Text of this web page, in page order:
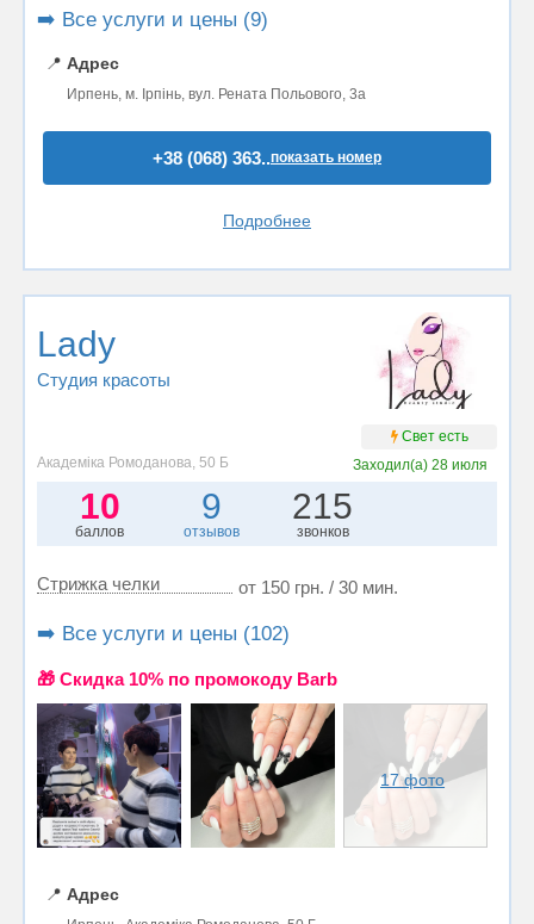
➡️ Все услуги и цены (9)
📍 Адрес
Ирпень, м. Ірпінь, вул. Рената Польового, 3а
+38 (068) 363..показать номер
Подробнее
Lady
Студия красоты
Свет есть
Академіка Ромоданова, 50 Б
Заходил(а)28 июля
10
баллов
9
отзывов
215
звонков
Стрижка челки от 150 грн. / 30 мин.
➡️ Все услуги и цены (102)
🎁 Cкидка 10% по промокоду Barb
17 фото
📍 Адрес